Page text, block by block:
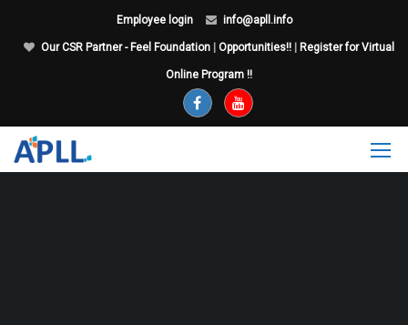
Employee login info@apll.info
Our CSR Partner - Feel Foundation Opportunities!! Register for Virtual
Online Program !!